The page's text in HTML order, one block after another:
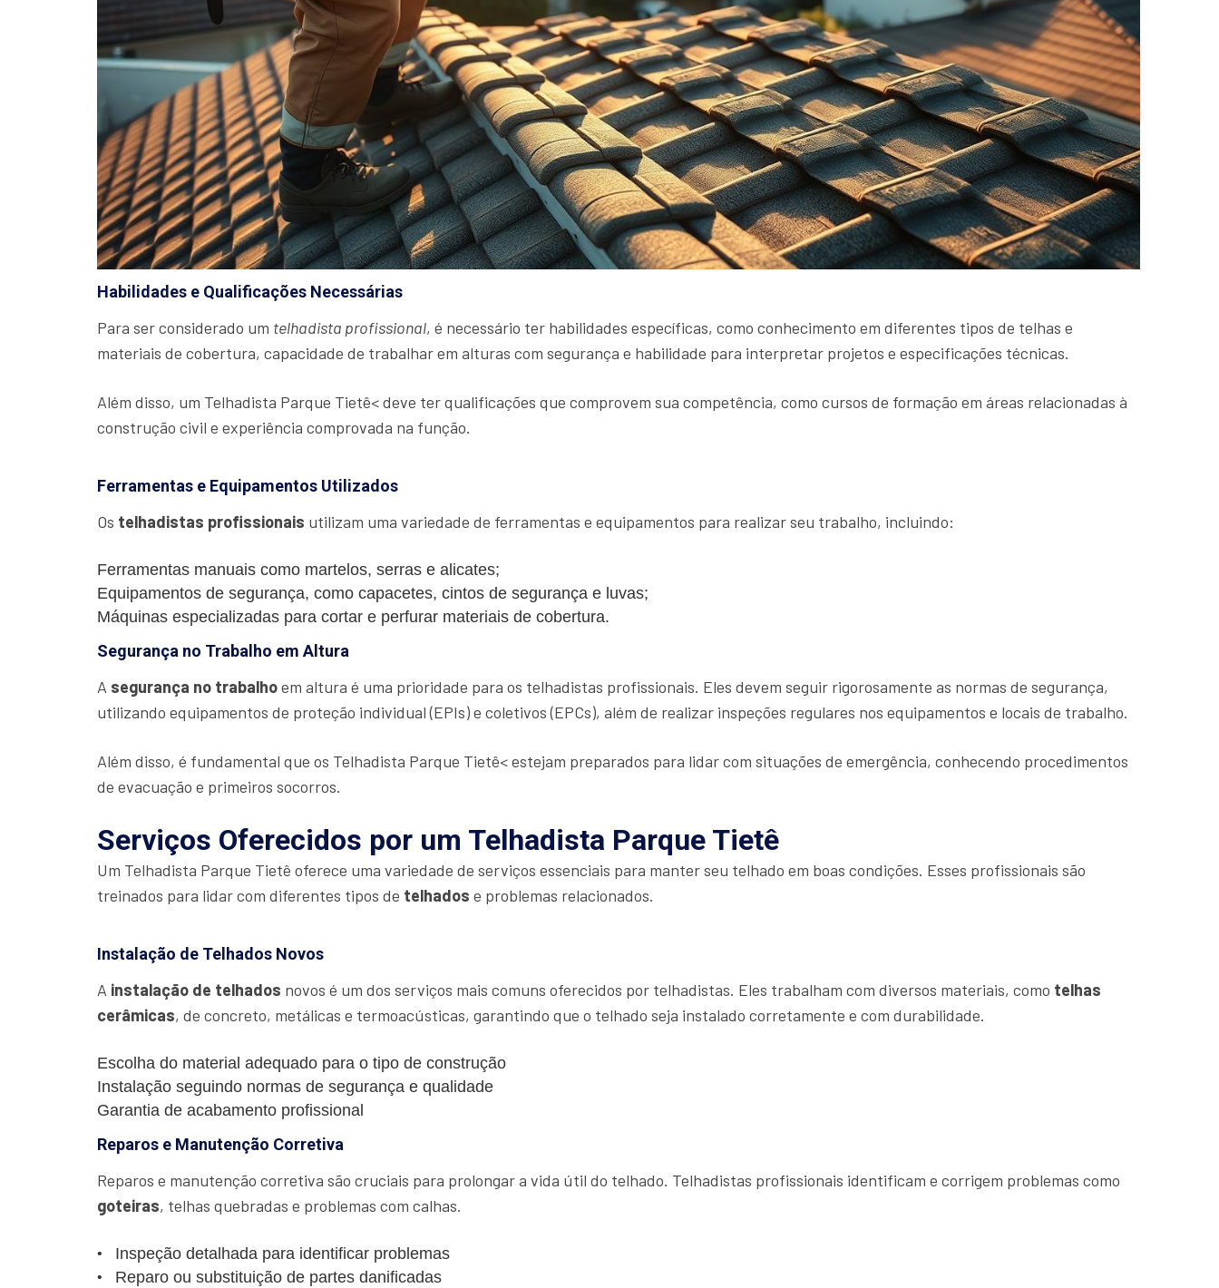
Habilidades e Qualificações Necessárias
Para ser considerado um telhadista profissional, é necessário ter habilidades específicas, como conhecimento em diferentes tipos de telhas e
materiais de cobertura, capacidade de trabalhar em alturas com segurança e habilidade para interpretar projetos e especificações técnicas.
Além disso, um Telhadista Parque Tietê< deve ter qualificações que comprovem sua competência, como cursos de formação em áreas relacionadas à
construção civil e experiência comprovada na função.
Ferramentas e Equipamentos Utilizados
Os telhadistas profissionais utilizam uma variedade de ferramentas e equipamentos para realizar seu trabalho, incluindo:
Ferramentas manuais como martelos, serras e alicates;
Equipamentos de segurança, como capacetes, cintos de segurança e luvas;
Máquinas especializadas para cortar e perfurar materiais de cobertura.
Segurança no Trabalho em Altura
A segurança no trabalhoem altura é uma prioridade para os telhadistas profissionais. Eles devem seguir rigorosamente as normas de segurança,
utilizando equipamentos de proteção individual (EPIs) e coletivos (EPCs), além de realizar inspeções regulares nos equipamentos e locais de trabalho.
Além disso, é fundamental que os Telhadista Parque Tietê< estejam preparados para lidar com situações de emergência, conhecendo procedimentos
de evacuação e primeiros socorros.
Serviços Oferecidos por um Telhadista Parque Tietê
Um Telhadista Parque Tietê oferece uma variedade de serviços essenciais para manter seu telhado em boas condições. Esses profissionais são
treinados para lidar com diferentes tipos de telhados e problemas relacionados.
Instalação de Telhados Novos
A instalação de telhados novos é um dos serviços mais comuns oferecidos por telhadistas. Eles trabalham com diversos materiais, como telhas
cerâmicas, de concreto, metálicas e termoacústicas, garantindo que o telhado seja instalado corretamente e com durabilidade.
Escolha do material adequado para o tipo de construção
Instalação seguindo normas de segurança e qualidade
Garantia de acabamento profissional
Reparos e Manutenção Corretiva
Reparos e manutenção corretiva são cruciais para prolongar a vida útil do telhado. Telhadistas profissionais identificam e corrigem problemas como
goteiras, telhas quebradas e problemas com calhas.
Inspeção detalhada para identificar problemas
Reparo ou substituição de partes danificadas